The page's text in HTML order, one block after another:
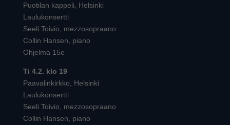
Puotilan kappeli, Helsinki
Laulukonsertti
Seeli Toivio, mezzosopraano
Collin Hansen, piano
Ohjelma 15e
Ti 4.2. klo 19
Paavalinkirkko, Helsinki
Laulukonsertti
Seeli Toivio, mezzosopraano
Collin Hansen, piano